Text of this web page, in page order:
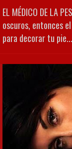
EL MÉDICO DE LA
oscuros, entonces
para decorar tu pie...